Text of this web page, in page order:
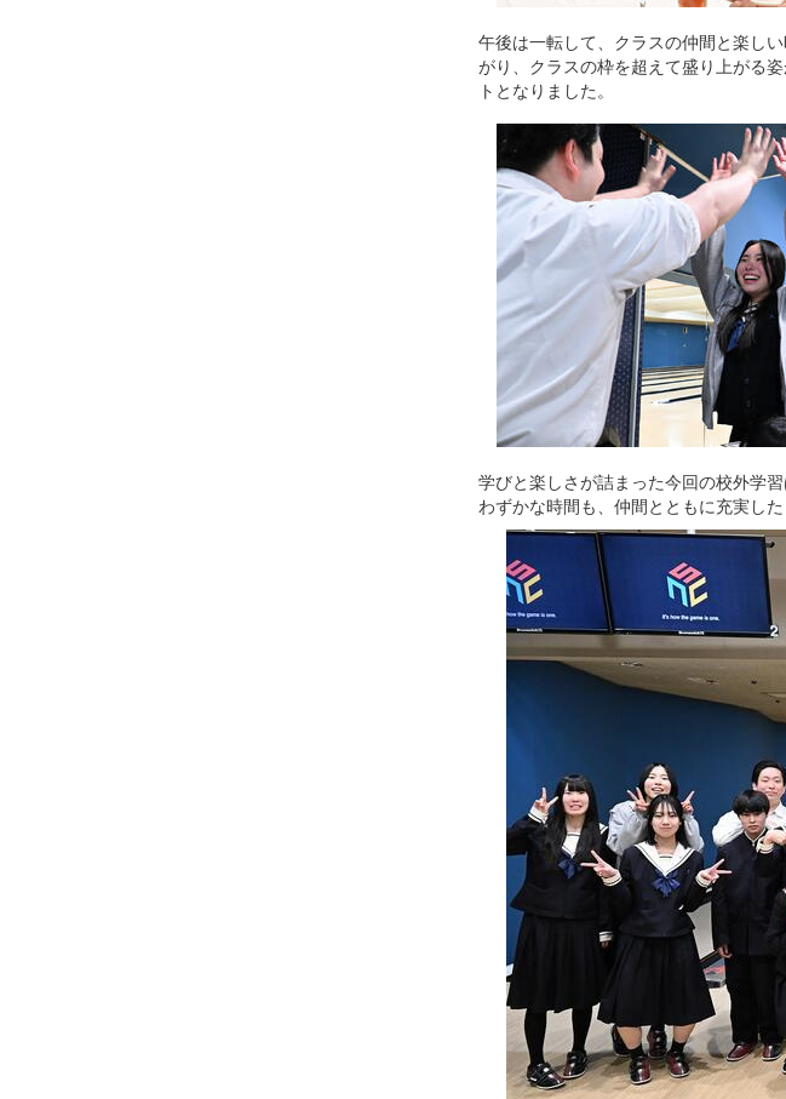
午後は一転して、クラスの仲間と楽し
がり、クラスの枠を超えて盛り上がる
トとなりました。
学びと楽しさが詰まった今回の校外学
わずかな時間も、仲間とともに充実し